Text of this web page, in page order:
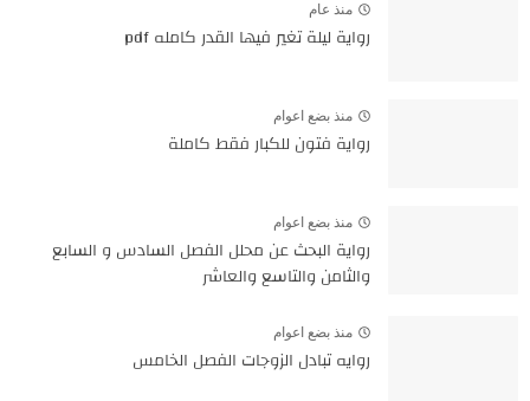
منذ عام
رواية ليلة تغير فيها القدر كامله pdf
منذ بضع اعوام
رواية فتون للكبار فقط كاملة
منذ بضع اعوام
رواية البحث عن محلل الفصل السادس و السابع
والثامن والتاسع والعاشر
منذ بضع اعوام
روايه تبادل الزوجات الفصل الخامس